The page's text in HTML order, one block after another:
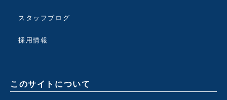
スタッフブログ
採用情報
このサイトについて